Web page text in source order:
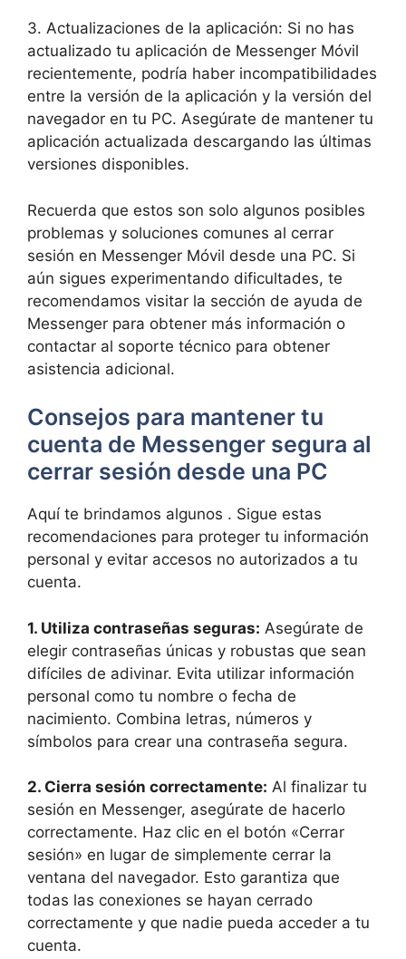
3. Actualizaciones de la aplicación:⁢ Si no⁣ has
actualizado tu aplicación de⁣ Messenger Móvil
recientemente, podría haber incompatibilidades
entre la versión de la aplicación y la⁢ versión‌ del
navegador ‌en tu PC.‍ Asegúrate ‍de mantener tu
aplicación actualizada descargando las últimas
versiones disponibles.
Recuerda que estos ‌son solo algunos posibles
problemas‌ y soluciones​ comunes al⁤ cerrar
sesión en Messenger Móvil⁣ desde una PC. Si
aún sigues experimentando dificultades, te
recomendamos‍ visitar la sección de ayuda de
Messenger para ⁤obtener más información o ​
contactar al soporte‍ técnico para obtener
asistencia‌ adicional.
Consejos para mantener tu⁢
cuenta de Messenger segura al
⁢cerrar sesión desde una PC
Aquí te brindamos ‌algunos .⁤ Sigue estas
recomendaciones para proteger tu información
personal y evitar ‌accesos⁣ no autorizados ⁤a tu
cuenta.
1. Utiliza contraseñas seguras: Asegúrate de
elegir contraseñas únicas y robustas que sean
difíciles de adivinar. Evita‌ utilizar‌ información​
personal⁢ como tu⁤ nombre o ⁢fecha de
nacimiento. ⁤Combina letras, números y
símbolos para ‍crear una ​contraseña segura.
2. Cierra sesión correctamente: Al⁢ finalizar tu‍
sesión en Messenger, ⁣asegúrate de hacerlo
correctamente. Haz⁢ clic ⁤en el botón «Cerrar
sesión» en lugar ‌de simplemente cerrar la
ventana del⁣ navegador. Esto garantiza que⁣
todas ⁣las conexiones se hayan cerrado
correctamente⁢ y que nadie⁤ pueda acceder a tu‌
cuenta.